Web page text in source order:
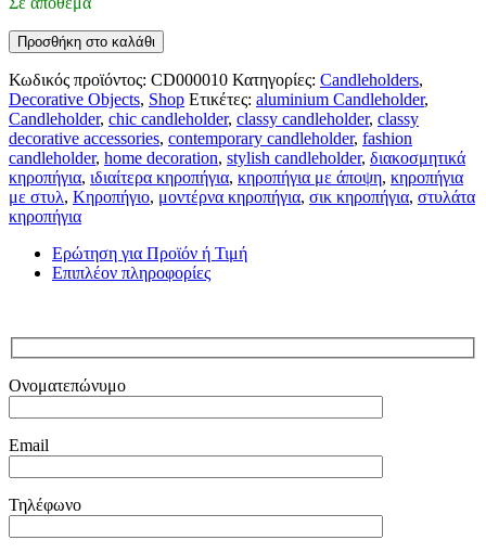
Προσθήκη στο καλάθι
Κωδικός προϊόντος: CD000010 Κατηγορίες: Candleholders,
Decorative Objects, Shop Ετικέτες: aluminium Candleholder,
Candleholder, chic candleholder, classy candleholder, classy
decorative accessories, contemporary candleholder, fashion
candleholder, home decoration, stylish candleholder, διακοσμητικά
κηροπήγια, ιδιαίτερα κηροπήγια, κηροπήγια με άποψη, κηροπήγια
με στυλ, Κηροπήγιο, μοντέρνα κηροπήγια, σικ κηροπήγια, στυλάτα
κηροπήγια
Ερώτηση για Προϊόν ή Τιμή
Επιπλέον πληροφορίες
Ονοματεπώνυμο
Email
Τηλέφωνο